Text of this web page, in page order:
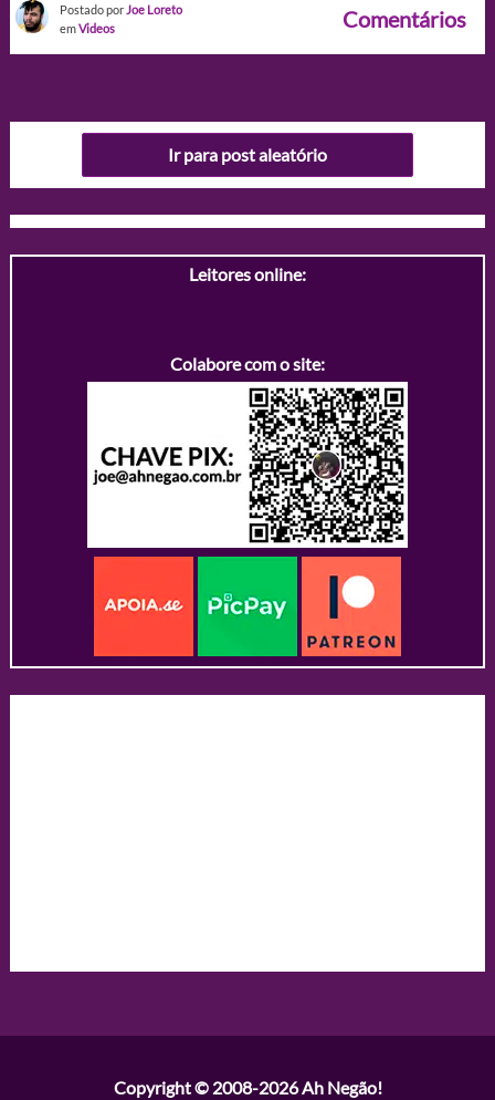
Postado por Joe Loreto
emVideos Comentários
Ir para post aleatório
Leitores online:
Colabore com o site:
Copyright © 2008-2026Ah Negão!